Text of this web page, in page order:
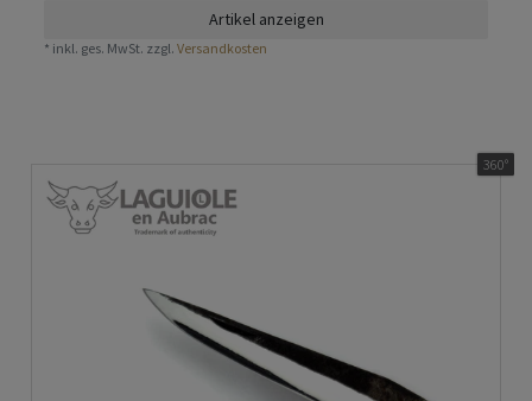
Artikel anzeigen
* inkl. ges. MwSt. zzgl.Versandkosten
360°